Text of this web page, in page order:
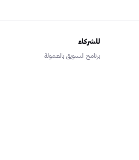
للشركاء
برنامج التسويق بالعمولة